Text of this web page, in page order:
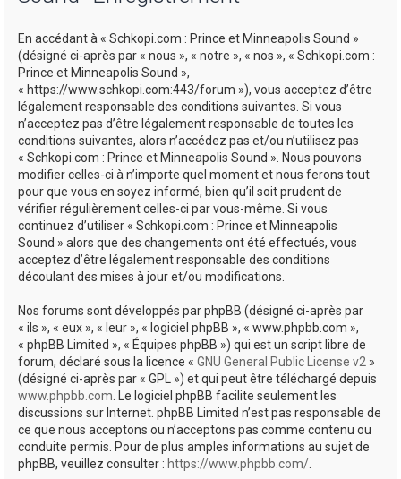
En accédant à « Schkopi.com : Prince et Minneapolis Sound »
(désigné ci-après par « nous », « notre », « nos », « Schkopi.com :
Prince et Minneapolis Sound »,
« https://www.schkopi.com:443/forum »), vous acceptez d’être
légalement responsable des conditions suivantes. Si vous
n’acceptez pas d’être légalement responsable de toutes les
conditions suivantes, alors n’accédez pas et/ou n’utilisez pas
« Schkopi.com : Prince et Minneapolis Sound ». Nous pouvons
modifier celles-ci à n’importe quel moment et nous ferons tout
pour que vous en soyez informé, bien qu’il soit prudent de
vérifier régulièrement celles-ci par vous-même. Si vous
continuez d’utiliser « Schkopi.com : Prince et Minneapolis
Sound » alors que des changements ont été effectués, vous
acceptez d’être légalement responsable des conditions
découlant des mises à jour et/ou modifications.
Nos forums sont développés par phpBB (désigné ci-après par
« ils », « eux », « leur », « logiciel phpBB », « www.phpbb.com »,
« phpBB Limited », « Équipes phpBB ») qui est un script libre de
forum, déclaré sous la licence « GNU General Public License v2 »
(désigné ci-après par « GPL ») et qui peut être téléchargé depuis
www.phpbb.com . Le logiciel phpBB facilite seulement les
discussions sur Internet. phpBB Limited n’est pas responsable de
ce que nous acceptons ou n’acceptons pas comme contenu ou
conduite permis. Pour de plus amples informations au sujet de
phpBB, veuillez consulter : https://www.phpbb.com/